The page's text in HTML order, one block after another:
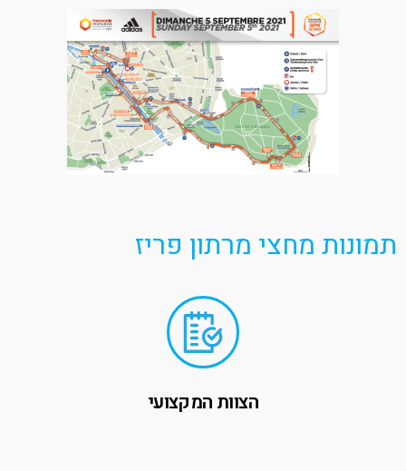
תמונות מחצי מרתון פריז
הצוות המקצועי